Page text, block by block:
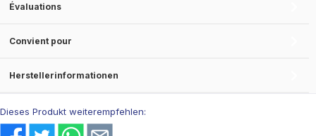
Évaluations
Convient pour
Herstellerinformationen
Dieses Produkt weiterempfehlen: